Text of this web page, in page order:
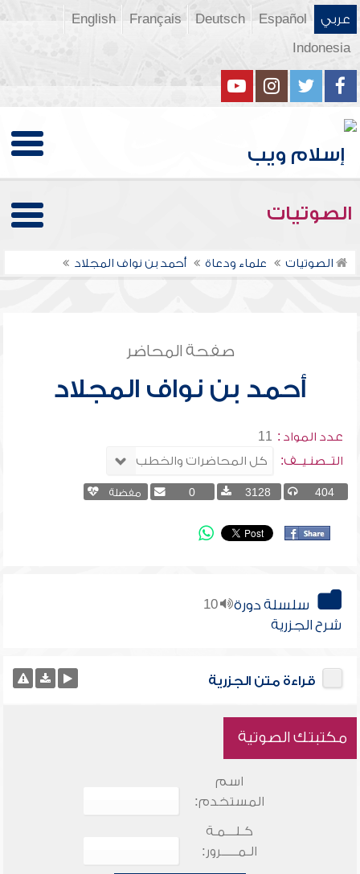
عربي Español
Deutsch
Français
English
Indonesia
الصوتيات
الصوتيات علماء ودعاة أحمد بن نواف المجلاد
صفحة المحاضر
أحمد بن نواف المجلاد
عدد المواد : 11
التــصنـيــف:
404
3128
0 مفضلة
10
سلسلة دورة
شرح الجزرية
قراءة متن الجزرية
مكتبتك الصوتية
اسم
المستخدم:
كـلـــمـة
الـمـــــرور: